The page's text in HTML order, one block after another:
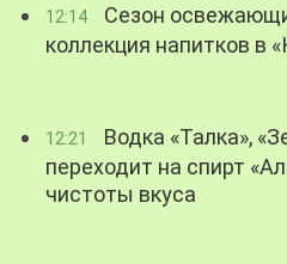
12:14
Сезон
коллекция напитков в
12:21
Водка «Талка»,
переходит на спирт
чистоты вкуса